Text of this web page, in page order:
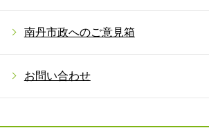
南丹市政へのご意見箱
お問い合わせ